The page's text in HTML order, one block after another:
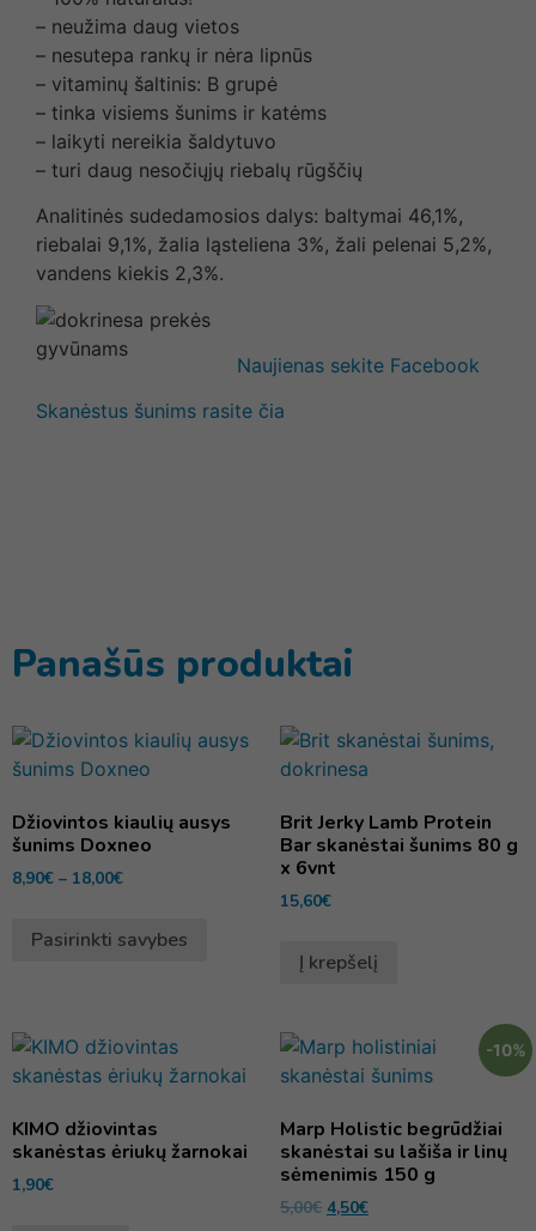
– neužima daug vietos
– nesutepa rankų ir nėra lipnūs
– vitaminų šaltinis: B grupė
– tinka visiems šunims ir katėms
– laikyti nereikia šaldytuvo
– turi daug nesočiųjų riebalų rūgščių
Analitinės sudedamosios dalys: baltymai 46,1%,
riebalai 9,1%, žalia ląsteliena 3%, žali pelenai 5,2%,
vandens kiekis 2,3%.
Naujienas sekite Facebook
Skanėstus šunims rasite čia
Panašūs produktai
Džiovintos kiaulių ausys
šunims Doxneo
8,90€ – 18,00€
Pasirinkti savybes
Brit Jerky Lamb Protein
Bar skanėstai šunims 80 g
x 6vnt
15,60€
Į krepšelį
KIMO džiovintas
skanėstas ėriukų žarnokai
1,90€
-10%
Marp Holistic begrūdžiai
skanėstai su lašiša ir linų
sėmenimis 150 g
5,00€ 4,50€